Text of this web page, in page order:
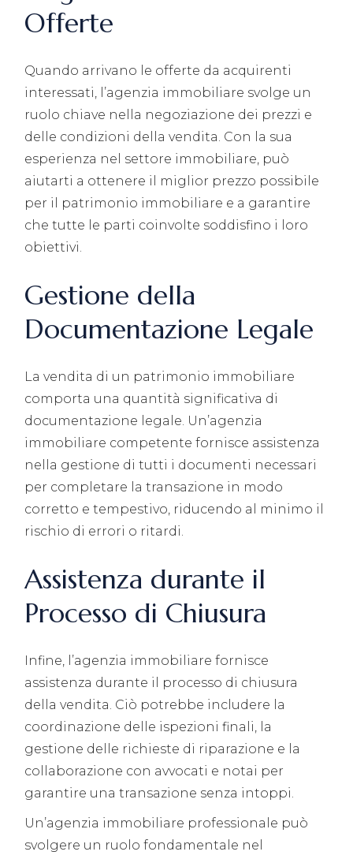
Offerte
Quando arrivano le offerte da acquirenti
interessati, l’agenzia immobiliare svolge un
ruolo chiave nella negoziazione dei prezzi e
delle condizioni della vendita. Con la sua
esperienza nel settore immobiliare, può
aiutarti a ottenere il miglior prezzo possibile
per il patrimonio immobiliare e a garantire
che tutte le parti coinvolte soddisfino i loro
obiettivi.
Gestione della
Documentazione Legale
La vendita di un patrimonio immobiliare
comporta una quantità significativa di
documentazione legale. Un’agenzia
immobiliare competente fornisce assistenza
nella gestione di tutti i documenti necessari
per completare la transazione in modo
corretto e tempestivo, riducendo al minimo il
rischio di errori o ritardi.
Assistenza durante il
Processo di Chiusura
Infine, l’agenzia immobiliare fornisce
assistenza durante il processo di chiusura
della vendita. Ciò potrebbe includere la
coordinazione delle ispezioni finali, la
gestione delle richieste di riparazione e la
collaborazione con avvocati e notai per
garantire una transazione senza intoppi.
Un’agenzia immobiliare professionale può
svolgere un ruolo fondamentale nel